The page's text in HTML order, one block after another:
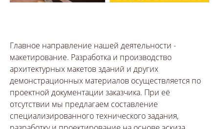
Главное направление нашей деятельности -
макетирование. Разработка и производство
архитектурных макетов зданий и других
демонстрационных материалов осуществляется по
проектной документации заказчика. При её
отсутствии мы предлагаем составление
специализированного технического задания,